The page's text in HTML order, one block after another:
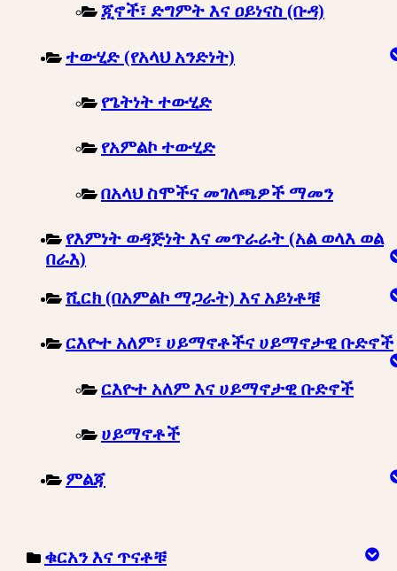
ጂኖች፣ ድግምት እና ዐይነናስ (ቡዳ)
ተውሂድ (የአላህ አንድነት)
የጌትነት ተውሂድ
የአምልኮ ተውሂድ
በአላህ ስሞችና መገለጫዎች ማመን
የእምነት ወዳጅነት እና መጥራራት (አል ወላእ ወል
በራእ)
ሺርክ (በአምልኮ ማጋራት) እና አይነቶቹ
ርእዮተ አለም፣ ሀይማኖቶችና ሀይማኖታዊ ቡድኖች
ርእዮተ አለም እና ሀይማኖታዊ ቡድኖች
ሀይማኖቶች
ምልጃ
ቁርአን እና ጥናቶቹ